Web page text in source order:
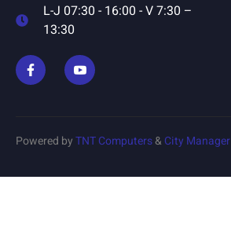
L-J 07:30 - 16:00 - V 7:30 –
13:30
Powered byTNT Computers&City Manager